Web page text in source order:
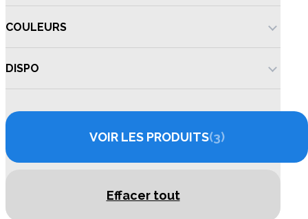
COULEURS
DISPO
VOIR LES PRODUITS 3
Effacer tout